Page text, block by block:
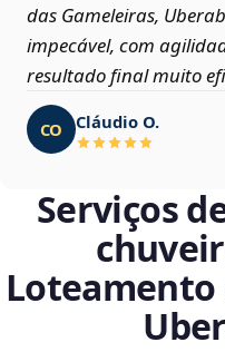
das Gameleiras,
impecável, com
resultado final muito
CO Cláudio O.
Serviços
Loteamento